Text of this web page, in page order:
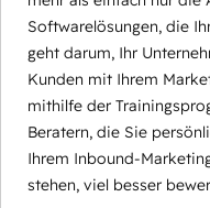
Softwarelösungen, die
geht darum, Ihr
Kunden mit Ihrem
mithilfe der
Beratern, die Sie
Ihrem Inbound-
stehen, viel besser